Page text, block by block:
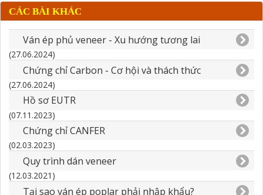
CÁC BÀI KHÁC
Ván ép phủ veneer - Xu hướng tương lai
(27.06.2024)
Chứng chỉ Carbon - Cơ hội và thách thức
(27.06.2024)
Hồ sơ EUTR
(07.11.2023)
Chứng chỉ CANFER
(02.03.2023)
Quy trình dán veneer
(12.03.2021)
Tại sao ván ép poplar phải nhập khẩu?